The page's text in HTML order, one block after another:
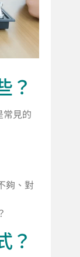
？
常見的
夠、對
？